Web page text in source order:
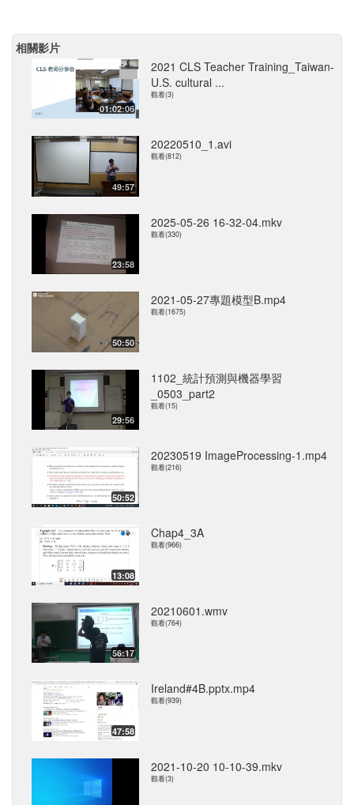
相關影片
01:02:06
2021 CLS Teacher Training_Taiwan-
U.S. cultural ...
觀看(3)
49:57
20220510_1.avi
觀看(812)
23:58
2025-05-26 16-32-04.mkv
觀看(330)
50:50
2021-05-27專題模型B.mp4
觀看(1675)
29:56
1102_統計預測與機器學習
_0503_part2
觀看(15)
50:52
20230519 ImageProcessing-1.mp4
觀看(216)
13:08
Chap4_3A
觀看(966)
56:17
20210601.wmv
觀看(764)
47:58
Ireland#4B.pptx.mp4
觀看(939)
2021-10-20 10-10-39.mkv
觀看(3)